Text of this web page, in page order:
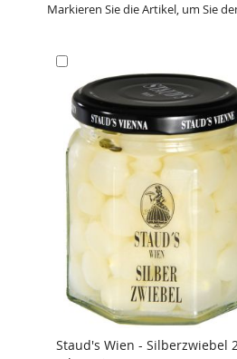
Markieren Sie die Artikel, um Sie
Warenkorb
Staud's Wien - Silberzwiebel